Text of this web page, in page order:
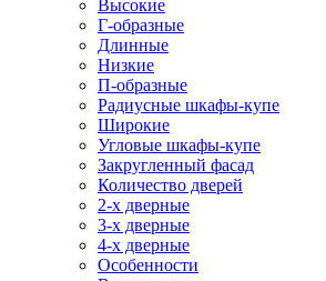
Высокие
Г-образные
Длинные
Низкие
П-образные
Радиусные шкафы-купе
Широкие
Угловые шкафы-купе
Закругленный фасад
Количество дверей
2-х дверные
3-х дверные
4-х дверные
Особенности